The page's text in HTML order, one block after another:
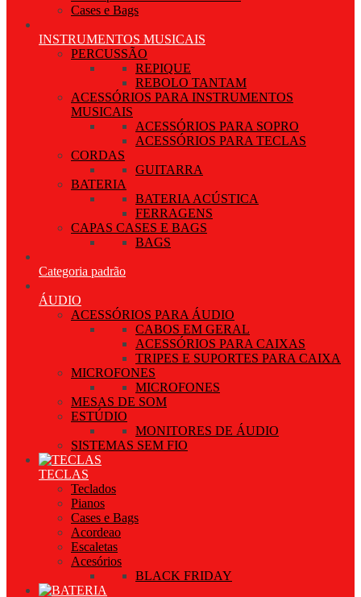
Cases e Bags
INSTRUMENTOS MUSICAIS
PERCUSSÃO
REPIQUE
REBOLO TANTAM
ACESSÓRIOS PARA INSTRUMENTOS
MUSICAIS
ACESSÓRIOS PARA SOPRO
ACESSÓRIOS PARA TECLAS
CORDAS
GUITARRA
BATERIA
BATERIA ACÚSTICA
FERRAGENS
CAPAS CASES E BAGS
BAGS
Categoria padrão
ÁUDIO
ACESSÓRIOS PARA ÁUDIO
CABOS EM GERAL
ACESSÓRIOS PARA CAIXAS
TRIPES E SUPORTES PARA CAIXA
MICROFONES
MICROFONES
MESAS DE SOM
ESTÚDIO
MONITORES DE ÁUDIO
SISTEMAS SEM FIO
TECLAS
Teclados
Pianos
Cases e Bags
Acordeao
Escaletas
Acesórios
BLACK FRIDAY